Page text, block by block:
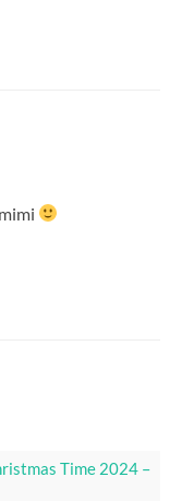
Time 2024 –